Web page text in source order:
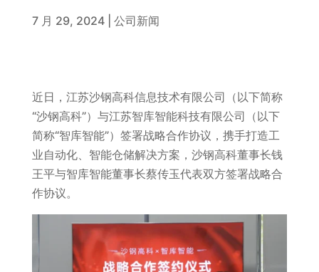
7 月 29, 2024| 公司新闻
近日，江苏沙钢高科信息技术有限公司（以下简称
“沙钢高科”）与江苏智库智能科技有限公司（以下
简称“智库智能”）签署战略合作协议，携手打造工
业自动化、智能仓储解决方案，沙钢高科董事长钱
王平与智库智能董事长蔡传玉代表双方签署战略合
作协议。